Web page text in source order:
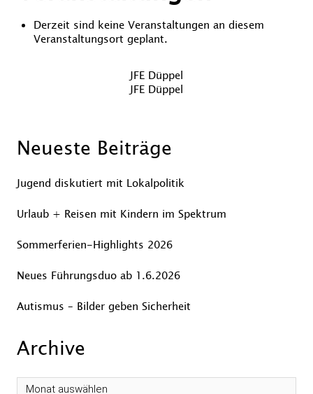
Derzeit sind keine Veranstaltungen an diesem
Veranstaltungsort geplant.
Beitragsnavigation
Vorheriger
Beitrag
JFE Düppel
Nächster
JFE Düppel
Neueste Beiträge
Jugend diskutiert mit Lokalpolitik
Urlaub + Reisen mit Kindern im Spektrum
Sommerferien-Highlights 2026
Neues Führungsduo ab 1.6.2026
Autismus – Bilder geben Sicherheit
Archive
Archive